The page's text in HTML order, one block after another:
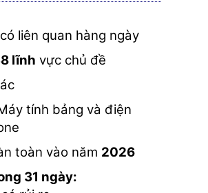
liên quan hàng ngày
lĩnh vực chủ đề
tính bảng và điện
toàn vào năm 2026
31 ngày: